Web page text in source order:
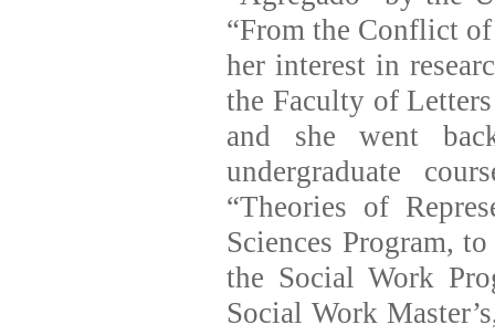
“From the Conflict
her interest in
the Faculty of
and she went
undergraduate
“Theories of
Sciences Program,
the Social Work
Social Work